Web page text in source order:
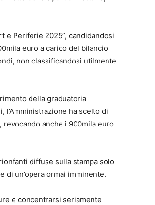
e Periferie 2025”, candidandosi
euro a carico del bilancio
non classificandosi utilmente
della graduatoria
ha scelto di
anche i 900mila euro
diffuse sulla stampa solo
di un’opera ormai imminente.
e concentrarsi seriamente